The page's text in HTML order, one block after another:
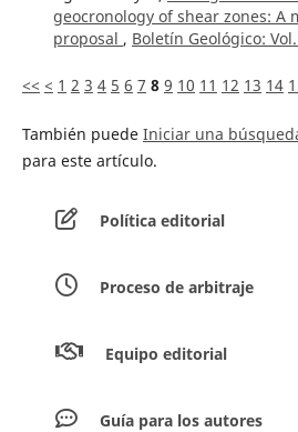
geocronology of shear zones: A
proposal , Boletín Geológico:
<< < 1 2 3 4 5 6 7 8 9 10 11 12 13 14
También puede Iniciar una
para este artículo.
Política editorial
Proceso de arbitraje
Equipo editorial
Guía para los autores